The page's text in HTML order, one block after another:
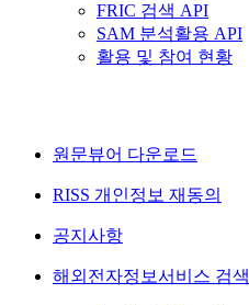
FRIC 검색 API
SAM 분석활용 API
활용 및 참여 현황
원문뷰어 다운로드
RISS 개인정보 재동의
공지사항
해외전자정보서비스 검색